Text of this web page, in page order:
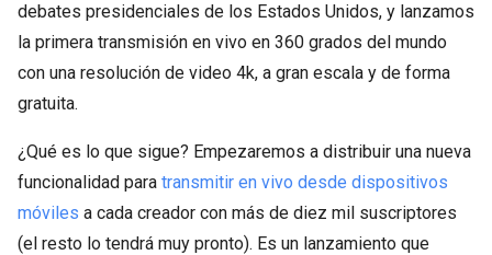
debates presidenciales de los Estados Unidos, y lanzamos
la primera transmisión en vivo en 360 ​​grados del mundo
con una resolución de video 4k, a gran escala y de forma
gratuita.
¿Qué es lo que sigue? Empezaremos a distribuir una nueva
funcionalidad para transmitir en vivo desde dispositivos
móviles a cada creador con más de diez mil suscriptores
(el resto lo tendrá muy pronto). Es un lanzamiento que